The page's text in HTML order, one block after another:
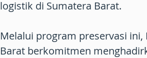
logistik di Sumatera Barat.
Melalui program preservasi ini,
Barat berkomitmen